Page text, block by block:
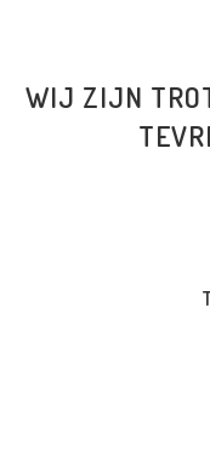
WIJ ZIJN